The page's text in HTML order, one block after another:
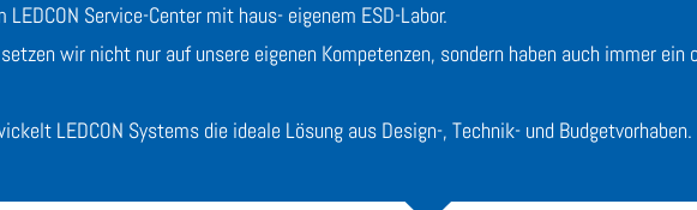
Service-Center mit haus- eigenem ESD-Labor.
wir nicht nur auf unsere eigenen Kompetenzen, sondern haben auch immer ein
LEDCON Systems die ideale Lösung aus Design-, Technik- und Budgetvorhaben.